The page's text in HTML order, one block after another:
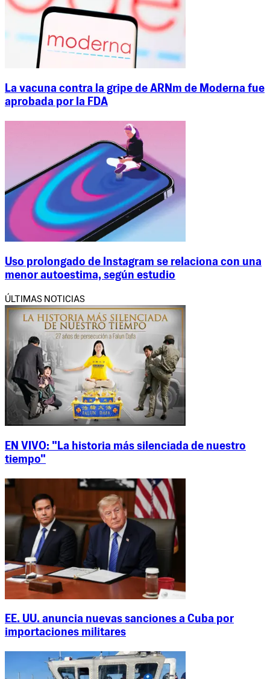
La vacuna contra la gripe de ARNm de Moderna fue
aprobada por la FDA
Uso prolongado de Instagram se relaciona con una
menor autoestima, según estudio
ÚLTIMAS NOTICIAS
EN VIVO: "La historia más silenciada de nuestro
tiempo"
EE. UU. anuncia nuevas sanciones a Cuba por
importaciones militares